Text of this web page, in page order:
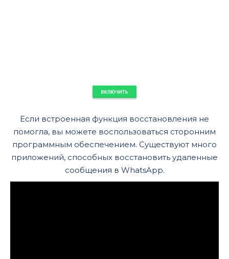
Если встроенная функция восстановления не
помогла, вы можете воспользоваться сторонним
программным обеспечением. Существуют много
приложений, способных восстановить удаленные
сообщения в WhatsApp.